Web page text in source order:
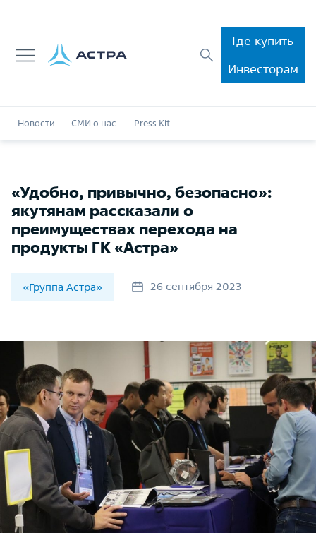
Где купить
Инвесторам
Новости СМИ о нас Press Kit
«Удобно, привычно, безопасно»:
якутянам рассказали о
преимуществах перехода на
продукты ГК «Астра»
«Группа Астра» 26 сентября 2023